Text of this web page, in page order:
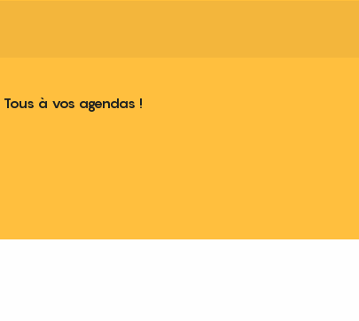
Tous à vos agendas !